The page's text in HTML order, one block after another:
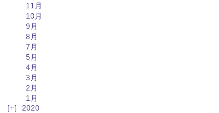
11月
10月
9月
8月
7月
5月
4月
3月
2月
1月
2020